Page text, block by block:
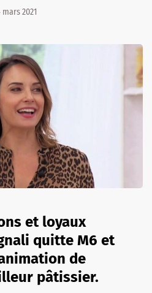
mars 2021
et loyaux
quitte M6 et
de
pâtissier.